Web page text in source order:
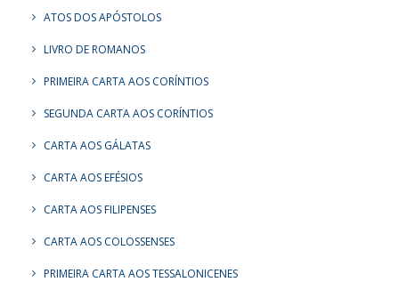
ATOS DOS APÓSTOLOS
LIVRO DE ROMANOS
PRIMEIRA CARTA AOS CORÍNTIOS
SEGUNDA CARTA AOS CORÍNTIOS
CARTA AOS GÁLATAS
CARTA AOS EFÉSIOS
CARTA AOS FILIPENSES
CARTA AOS COLOSSENSES
PRIMEIRA CARTA AOS TESSALONICENES